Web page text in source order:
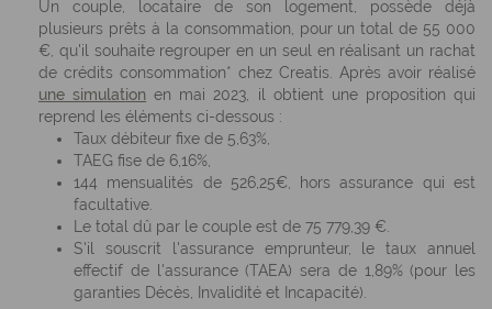
Un couple, locataire de son logement, possède déjà
plusieurs prêts à la consommation, pour un total de 55 000
€, qu'il souhaite regrouper en un seul en réalisant un rachat
de crédits consommation* chez Creatis. Après avoir réalisé
une simulation en mai 2023, il obtient une proposition qui
reprend les éléments ci-dessous :
Taux débiteur fixe de 5,63%,
TAEG fise de 6,16%,
144 mensualités de 526,25€, hors assurance qui est
facultative.
Le total dû par le couple est de 75 779,39 €.
S'il souscrit l'assurance emprunteur, letaux annuel
effectif de l'assurance (TAEA) sera de 1,89% (pour les
garanties Décès, Invalidité et Incapacité).